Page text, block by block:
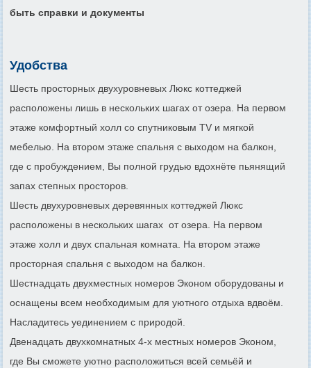
быть справки и документы
Удобства
Шесть просторных двухуровневых Люкс коттеджей
расположены лишь в нескольких шагах от озера. На первом
этаже комфортный холл со спутниковым TV и мягкой
мебелью. На втором этаже спальня с выходом на балкон,
где с пробуждением, Вы полной грудью вдохнёте пьянящий
запах степных просторов.
Шесть двухуровневых деревянных коттеджей Люкс
расположены в нескольких шагах от озера. На первом
этаже холл и двух спальная комната. На втором этаже
просторная спальня с выходом на балкон.
Шестнадцать двухместных номеров Эконом оборудованы и
оснащены всем необходимым для уютного отдыха вдвоём.
Насладитесь уединением с природой.
Двенадцать двухкомнатных 4-х местных номеров Эконом,
где Вы сможете уютно расположиться всей семьёй и